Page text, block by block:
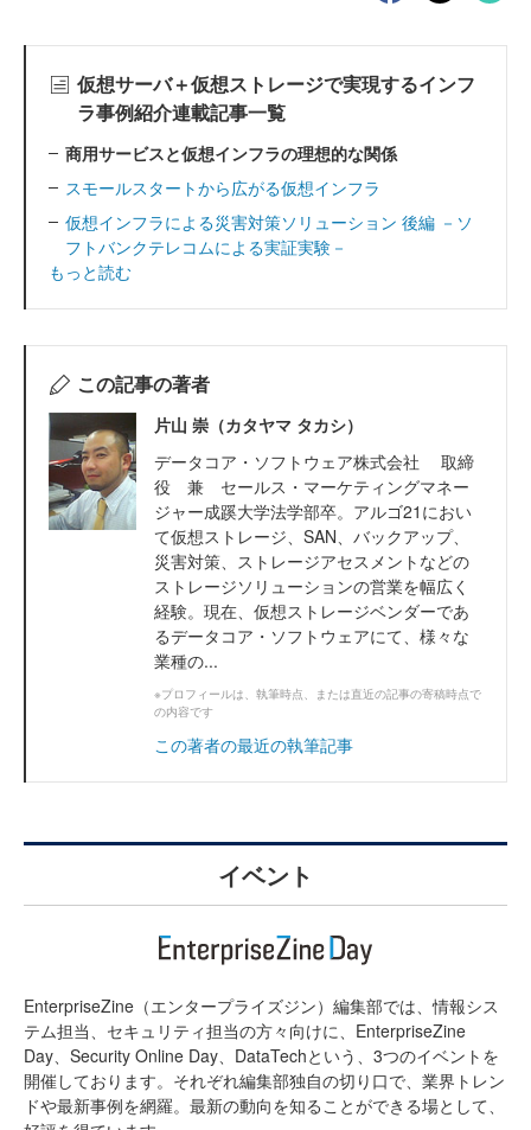
仮想サーバ＋仮想ストレージで実現するインフ
ラ事例紹介連載記事一覧
商用サービスと仮想インフラの理想的な関係
スモールスタートから広がる仮想インフラ
仮想インフラによる災害対策ソリューション 後編 －ソ
フトバンクテレコムによる実証実験－
もっと読む
この記事の著者
片山 崇（カタヤマ タカシ）
データコア・ソフトウェア株式会社 取締
役 兼 セールス・マーケティングマネー
ジャー成蹊大学法学部卒。アルゴ21におい
て仮想ストレージ、SAN、バックアップ、
災害対策、ストレージアセスメントなどの
ストレージソリューションの営業を幅広く
経験。現在、仮想ストレージベンダーであ
るデータコア・ソフトウェアにて、様々な
業種の...
※プロフィールは、執筆時点、または直近の記事の寄稿時点で
の内容です
この著者の最近の執筆記事
イベント
EnterpriseZine（エンタープライズジン）編集部では、情報シス
テム担当、セキュリティ担当の方々向けに、EnterpriseZine
Day、Security Online Day、DataTechという、3つのイベントを
開催しております。それぞれ編集部独自の切り口で、業界トレン
ドや最新事例を網羅。最新の動向を知ることができる場として、